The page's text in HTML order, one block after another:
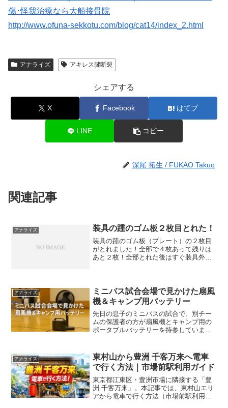
傷･怪我治療なら大船接骨院
http://www.ofuna-sekkotu.com/blog/cat14/index_2.html
アナライズ アキレス腱断裂
シェアする
X Facebook はてブ
LINE コピー
深尾 拓生 / FUKAO Takuo
関連記事
アナライズ 装具の踵のゴム板２枚目とれた！
装具の踵のゴム板（プレート）の２枚目
がとれました！全部で４枚あって残りは
あと２枚！全部とれた後はすぐ装具外し
アナライズ
ミニバス試合会場で見かけた扇風
機＆キャンプ用バッテリー
先日の息子のミニバスの試合で、別チー
ムの保護者の方が扇風機とキャンプ用の
ポータブルバッテリーを持参していまし
ていました。電源は会場からではなく、
持ち込みのバッテリーから...
アナライズ
東村山から豊洲 千客万来へ電車
で行く方法｜市場前駅利用ガイド
東京都江東区・豊洲市場に隣接する「豊
洲 千客万来」。本記事では、東村山エリ
アから電車で行く方法（市場前駅利用）